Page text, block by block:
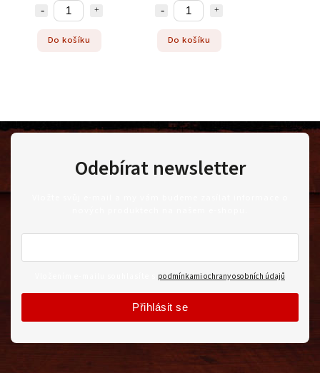
Do košíku Do košíku
Odebírat newsletter
podmínkami ochrany osobních údajů
Přihlásit se